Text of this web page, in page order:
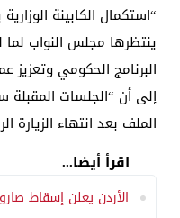
“استكمال الكابينة
ينتظرها مجلس النواب
البرنامج الحكومي وتعزيز
إلى أن “الجلسات
الملف بعد انتهاء الزيارة
اقرأ أيضا...
الأردن يعلن إسقاط